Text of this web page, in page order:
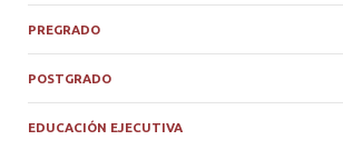
PREGRADO
POSTGRADO
EDUCACIÓN EJECUTIVA